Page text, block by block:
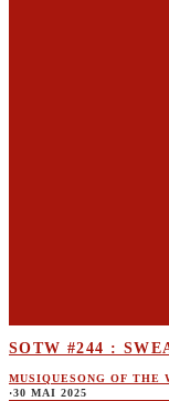
SOTW #244 :
MUSIQUESONG OF THE
·30 MAI 2025